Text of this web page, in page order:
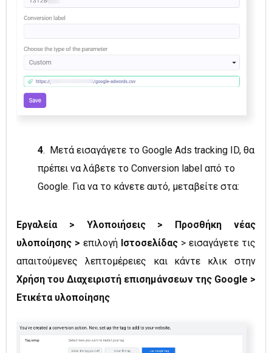
4. Μετά εισαγάγετε το Google Ads tracking ID, θα
πρέπει να λάβετε το Conversion label από το
Google. Για να το κάνετε αυτό, μεταβείτε στα:
Εργαλεία > Υλοποιήσεις > Προσθήκη νέας
υλοποίησης > επιλογή Ιστοσελίδας > εισαγάγετε τις
απαιτούμενες λεπτομέρειες και κάντε κλικ στην
Χρήση του Διαχειριστή επισημάνσεων της Google >
Ετικέτα υλοποίησης